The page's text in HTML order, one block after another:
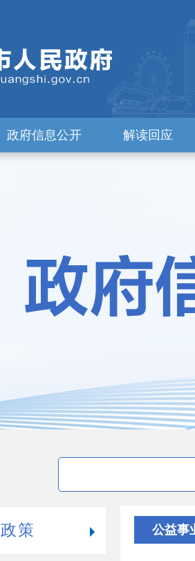
政府信息公开 解读回应
政策 公益事